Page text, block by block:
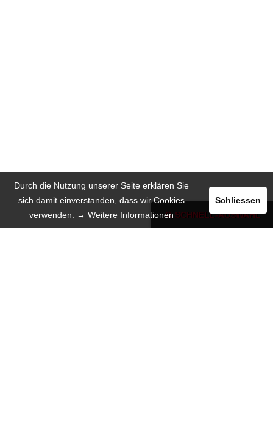
Durch die Nutzung unserer Seite erklären Sie
sich damit einverstanden, dass wir Cookies
verwenden.
→ Weitere Informationen
Schliessen
SCHNELL-AUSWAHL